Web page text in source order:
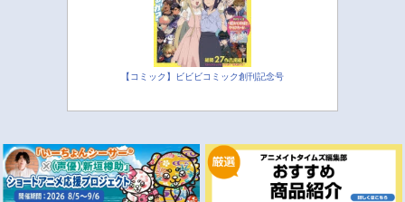
【コミック】ビビビコミック創刊記念号